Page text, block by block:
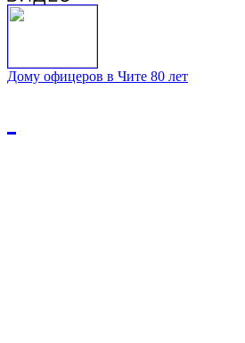
Дому офицеров в Чите 80 лет